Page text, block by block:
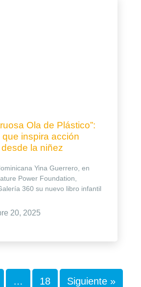
Ola de Plástico”:
inspira acción
la niñez
Yina Guerrero, en
Power Foundation,
360 su nuevo libro infantil
20, 2025
… 18 Siguiente »